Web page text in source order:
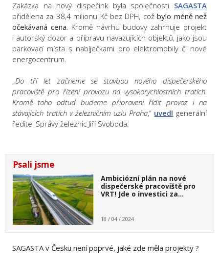
Zakázka na nový dispečink byla společnosti SAGASTA
přidělena za 38,4 milionu Kč bez DPH, cožbylo méně než
očekávaná cena. Kromě návrhu budovy zahrnuje projekt
i autorský dozor a přípravu navazujících objektů, jako jsou
parkovací místa s nabíječkami pro elektromobily či nové
energocentrum.
„Do tří let začneme se stavbou nového dispečerského
pracoviště pro řízení provozu na vysokorychlostních tratích.
Kromě toho odtud budeme připraveni řídit provoz i na
stávajících tratích v železničním uzlu Praha,“ uvedl generální
ředitel Správy železnic Jiří Svoboda.
Psali jsme
Ambiciózní plán na nové
dispečerské pracoviště pro
VRT! Jde o investici za…
18 / 04 / 2024
SAGASTA v Česku není poprvé, jaké zde měla projekty ?